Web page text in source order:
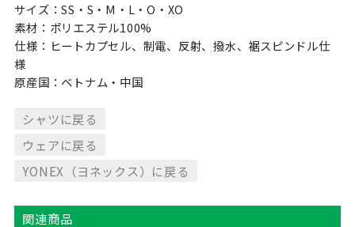
サイズ：SS・S・M・L・O・XO
素材：ポリエステル100%
仕様：ヒートカプセル、制電、反射、撥水、裾スピンドル仕
様
原産国：ベトナム・中国
シャツに戻る
ウェアに戻る
YONEX（ヨネックス）に戻る
関連商品